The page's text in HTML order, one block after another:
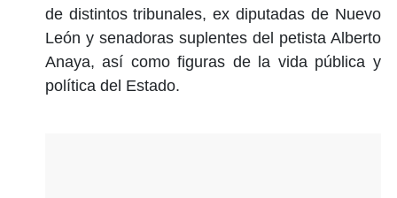
de distintos tribunales, ex diputadas de Nuevo
León y senadoras suplentes del petista Alberto
Anaya, así como figuras de la vida pública y
política del Estado.